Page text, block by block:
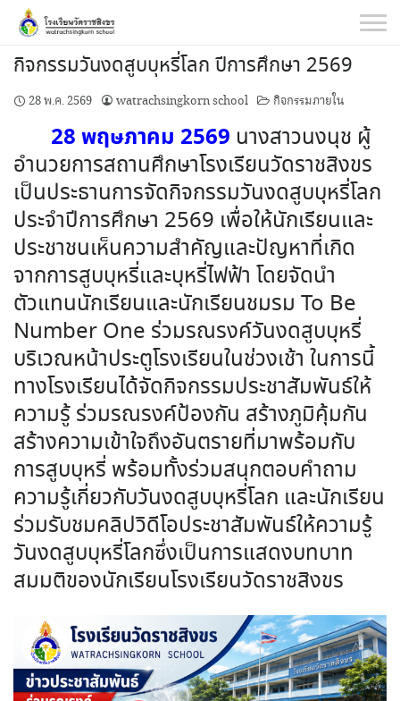
Skip
content
กิจกรรมวันงดสูบบุหรี่โลก ปีการศึกษา 2569
28 พ.ค. 2569 watrachsingkorn school กิจกรรมภายใน
28 พฤษภาคม 2569 นางสาวนงนุช ผู้
อำนวยการสถานศึกษาโรงเรียนวัดราชสิงขร
เป็นประธานการจัดกิจกรรมวันงดสูบบุหรี่โลก
ประจำปีการศึกษา 2569 เพื่อให้นักเรียนและ
ประชาชนเห็นความสำคัญและปัญหาที่เกิด
จากการสูบบุหรี่และบุหรี่ไฟฟ้า โดยจัดนำ
ตัวแทนนักเรียนและนักเรียนชมรม To Be
Number One ร่วมรณรงค์วันงดสูบบุหรี่
บริเวณหน้าประตูโรงเรียนในช่วงเช้า ในการนี้
ทางโรงเรียนได้จัดกิจกรรมประชาสัมพันธ์ให้
ความรู้ ร่วมรณรงค์ป้องกัน สร้างภูมิคุ้มกัน
สร้างความเข้าใจถึงอันตรายที่มาพร้อมกับ
การสูบบุหรี่ พร้อมทั้งร่วมสนุกตอบคำถาม
ความรู้เกี่ยวกับวันงดสูบบุหรี่โลก และนักเรียน
ร่วมรับชมคลิปวิดีโอประชาสัมพันธ์ให้ความรู้
วันงดสูบบุหรี่โลกซึ่งเป็นการแสดงบทบาท
สมมติของนักเรียนโรงเรียนวัดราชสิงขร